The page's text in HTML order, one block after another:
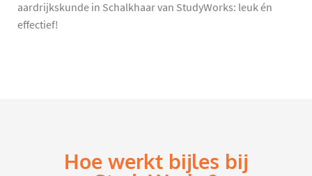
aardrijkskunde in Schalkhaar van StudyWorks: leuk én
effectief!
Hoe werkt bijles bij